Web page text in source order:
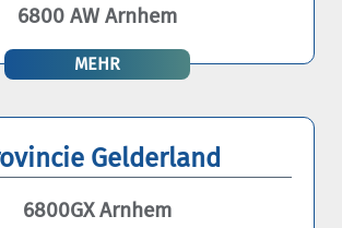
6800 AW Arnhem
MEHR
Gelderland
6800GX Arnhem